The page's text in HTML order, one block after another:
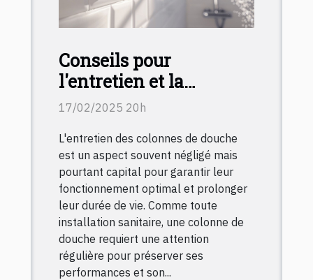
Conseils pour
l'entretien et la
maintenance des
17/02/2025 20h
L'entretien des colonnes de douche
est un aspect souvent négligé mais
pourtant capital pour garantir leur
fonctionnement optimal et prolonger
leur durée de vie. Comme toute
installation sanitaire, une colonne de
douche requiert une attention
régulière pour préserver ses
performances et son...